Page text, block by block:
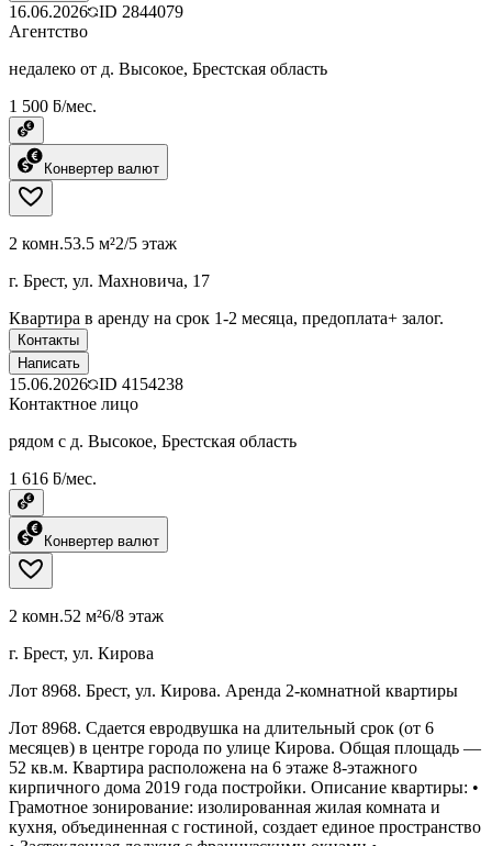
16.06.2026 ID 2844079
Агентство
недалеко от д. Высокое, Брестская область
1 500 ƃ/мес.
Конвертер валют
2 комн.53.5 м²2/5 этаж
г. Брест, ул. Махновича, 17
Квартира в аренду на срок 1-2 месяца, предоплата+ залог.
Контакты
Написать
15.06.2026 ID 4154238
Контактное лицо
рядом с д. Высокое, Брестская область
1 616 ƃ/мес.
Конвертер валют
2 комн.52 м²6/8 этаж
г. Брест, ул. Кирова
Лот 8968. Брест, ул. Кирова. Аренда 2-комнатной квартиры
Лот 8968. Сдается евродвушка на длительный срок (от 6
месяцев) в центре города по улице Кирова. Общая площадь —
52 кв.м. Квартира расположена на 6 этаже 8-этажного
кирпичного дома 2019 года постройки. Описание квартиры: •
Грамотное зонирование: изолированная жилая комната и
кухня, объединенная с гостиной, создает единое пространство